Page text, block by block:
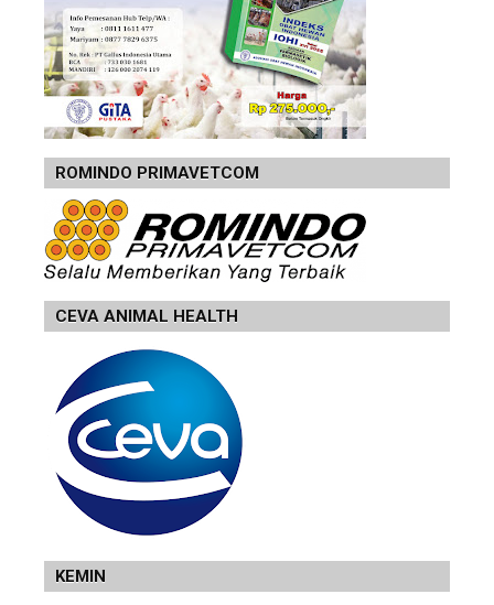
ROMINDO PRIMAVETCOM
CEVA ANIMAL HEALTH
KEMIN